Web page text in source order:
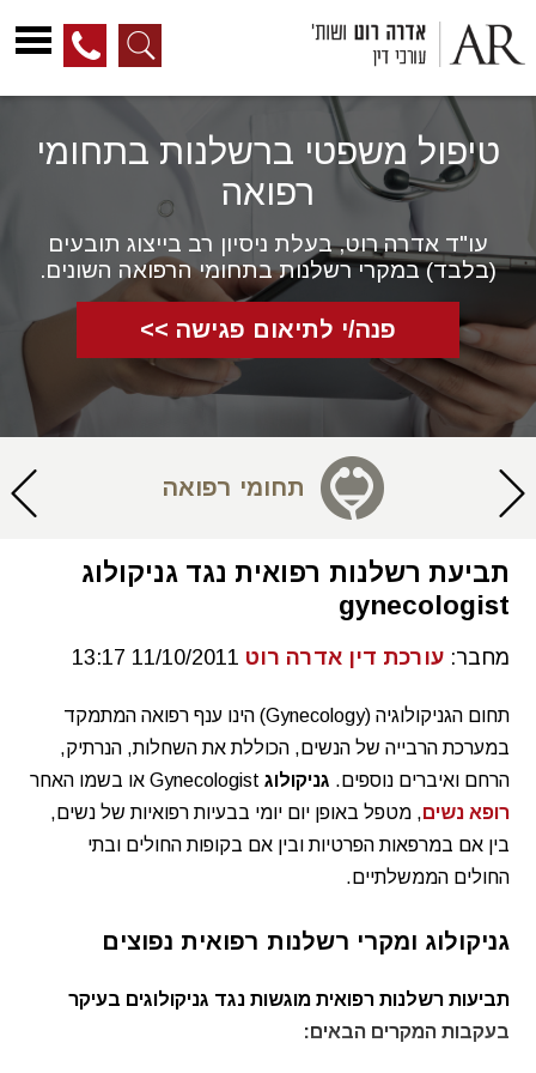
התוכןטיפול משפטי ברשלנות בתחומי
רפואה
עו"ד אדרה רוט, בעלת ניסיון רב בייצוג תובעים
(בלבד) במקרי רשלנות בתחומי הרפואה השונים.
פנה/י לתיאום פגישה >>
תחומי רפואה
תביעת רשלנות רפואית נגד גניקולוג
gynecologist
מחבר:עורכת דין אדרה רוט 11/10/2011 13:17
תחום הגניקולוגיה (Gynecology) הינו ענף רפואה המתמקד
במערכת הרבייה של הנשים, הכוללת את השחלות, הנרתיק,
הרחם ואיברים נוספים. גניקולוג
רופא נשים, מטפל באופן יום יומי בבעיות רפואיות של נשים,
בין אם במרפאות הפרטיות ובין אם בקופות החולים ובתי
החולים הממשלתיים.
גניקולוג ומקרי רשלנות רפואית נפוצים
תביעות רשלנות רפואית מוגשות נגד גניקולוגים בעיקר
בעקבות המקרים הבאים: